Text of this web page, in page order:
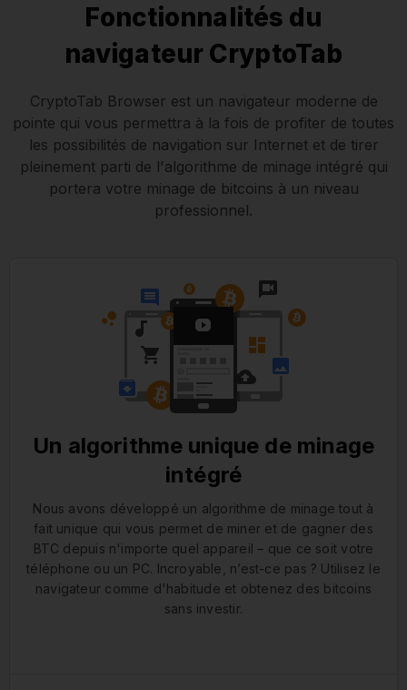
Fonctionnalités du
navigateur CryptoTab
CryptoTab Browser est un navigateur moderne de
pointe qui vous permettra à la fois de profiter de toutes
les possibilités de navigation sur Internet et de tirer
pleinement parti de l'algorithme de minage intégré qui
portera votre minage de bitcoins à un niveau
professionnel.
Un algorithme unique de minage
intégré
Nous avons développé un algorithme de minage tout à
fait unique qui vous permet de miner et de gagner des
BTC depuis n'importe quel appareil – que ce soit votre
téléphone ou un PC. Incroyable, n’est-ce pas ? Utilisez le
navigateur comme d'habitude et obtenez des bitcoins
sans investir.